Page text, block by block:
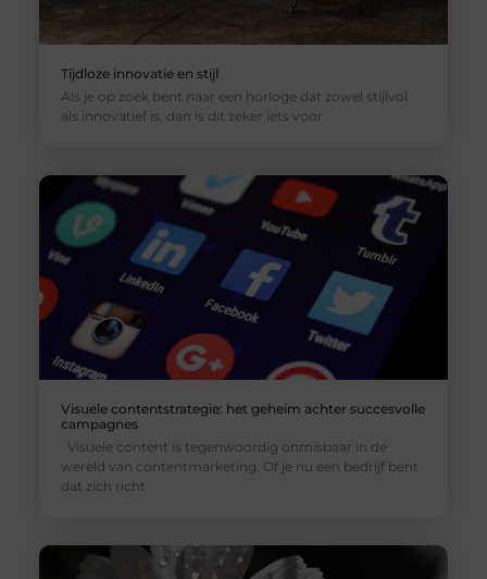
Tijdloze innovatie en stijl
Als je op zoek bent naar een horloge dat zowel stijlvol
als innovatief is, dan is dit zeker iets voor
Visuele contentstrategie: het geheim achter succesvolle
campagnes
Visuele content is tegenwoordig onmisbaar in de
wereld van contentmarketing. Of je nu een bedrijf bent
dat zich richt